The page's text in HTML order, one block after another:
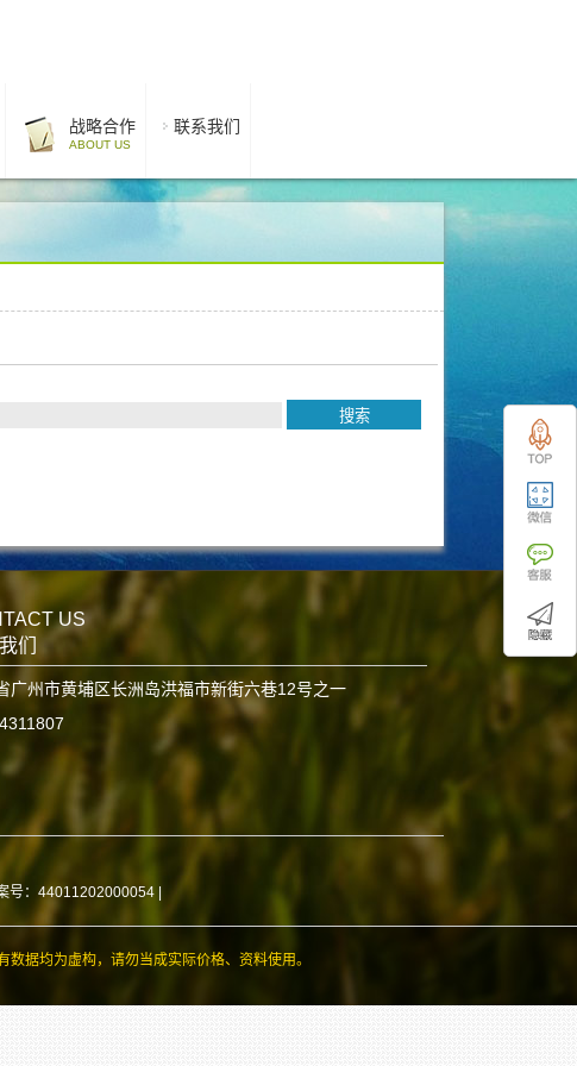
战略合作
ABOUT US
联系我们
US
们
广州市黄埔区长洲岛洪福市新街六巷12号之一
号：44011202000054
据均为虚构，请勿当成实际价格、资料使用。